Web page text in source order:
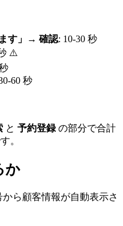
す」→ 確認: 10-30 秒
⚠️
60 秒
と 予約登録の部分で合計
。
か
ら顧客情報が自動表示さ